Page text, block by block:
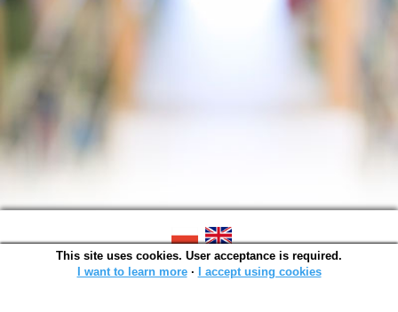
SOWA OPAC v. 6.11.10 (2026-07-24)
Generated in 0,0014 s.
This site uses cookies. User acceptance is required.
I want to learn more∙ I accept using cookies